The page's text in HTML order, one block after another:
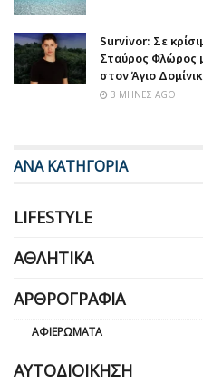
Survivor: Σε
Σταύρος Φλώρος
στον Άγιο
3 ΜΉΝΕΣ AGO
ΑΝΑ ΚΑΤΗΓΟΡΙΑ
LIFESTYLE
ΑΘΛΗΤΙΚΆ
ΑΡΘΡΟΓΡΑΦΊΑ
ΑΦΙΕΡΏΜΑΤΑ
ΑΥΤΟΔΙΟΊΚΗΣΗ